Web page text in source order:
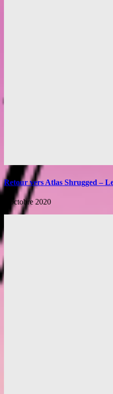
Retour vers Atlas Shrugged –
6 octobre 2020